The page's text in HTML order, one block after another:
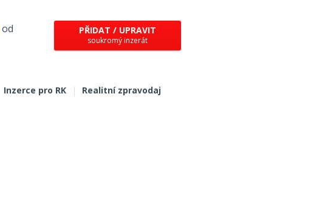
od
PŘIDAT / UPRAVIT
soukromý inzerát
Inzerce pro RK | Realitní zpravodaj